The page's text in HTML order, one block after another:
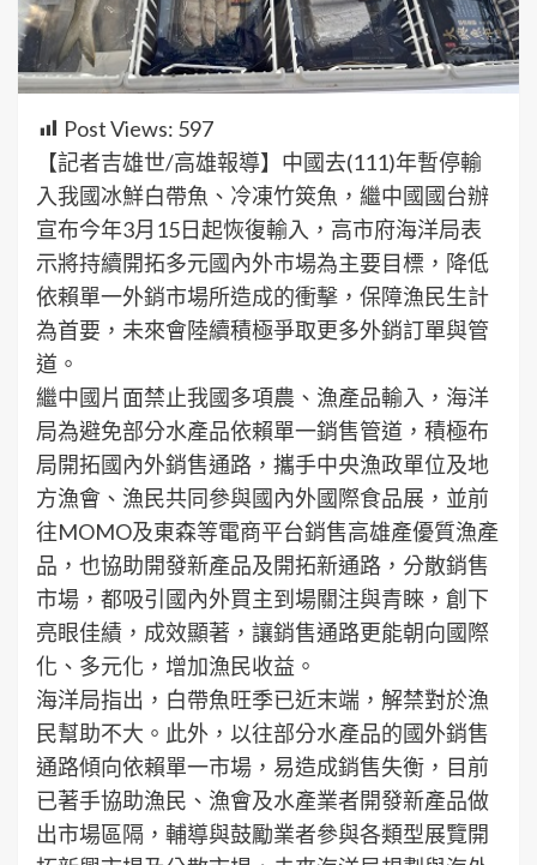
Post Views: 597
【記者吉雄世/高雄報導】中國去(111)年暫停輸
入我國冰鮮白帶魚、冷凍竹筴魚，繼中國國台辦
宣布今年3月15日起恢復輸入，高市府海洋局表
示將持續開拓多元國內外市場為主要目標，降低
依賴單一外銷市場所造成的衝擊，保障漁民生計
為首要，未來會陸續積極爭取更多外銷訂單與管
道。
繼中國片面禁止我國多項農、漁產品輸入，海洋
局為避免部分水產品依賴單一銷售管道，積極布
局開拓國內外銷售通路，攜手中央漁政單位及地
方漁會、漁民共同參與國內外國際食品展，並前
往MOMO及東森等電商平台銷售高雄產優質漁產
品，也協助開發新產品及開拓新通路，分散銷售
市場，都吸引國內外買主到場關注與青睞，創下
亮眼佳績，成效顯著，讓銷售通路更能朝向國際
化、多元化，增加漁民收益。
海洋局指出，白帶魚旺季已近末端，解禁對於漁
民幫助不大。此外，以往部分水產品的國外銷售
通路傾向依賴單一市場，易造成銷售失衡，目前
已著手協助漁民、漁會及水產業者開發新產品做
出市場區隔，輔導與鼓勵業者參與各類型展覽開